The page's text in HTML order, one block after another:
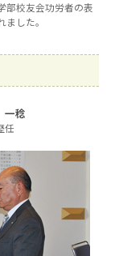
部校友会功労者の表
した。
稔
任